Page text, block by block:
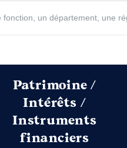
Patrimoine /
Intérêts /
Instruments
financiers